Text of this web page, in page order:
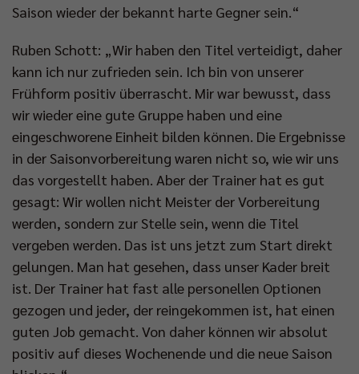
Saison wieder der bekannt harte Gegner sein.“
Ruben Schott: „Wir haben den Titel verteidigt, daher
kann ich nur zufrieden sein. Ich bin von unserer
Frühform positiv überrascht. Mir war bewusst, dass
wir wieder eine gute Gruppe haben und eine
eingeschworene Einheit bilden können. Die Ergebnisse
in der Saisonvorbereitung waren nicht so, wie wir uns
das vorgestellt haben. Aber der Trainer hat es gut
gesagt: Wir wollen nicht Meister der Vorbereitung
werden, sondern zur Stelle sein, wenn die Titel
vergeben werden. Das ist uns jetzt zum Start direkt
gelungen. Man hat gesehen, dass unser Kader breit
ist. Der Trainer hat fast alle personellen Optionen
gezogen und jeder, der reingekommen ist, hat einen
guten Job gemacht. Von daher können wir absolut
positiv auf dieses Wochenende und die neue Saison